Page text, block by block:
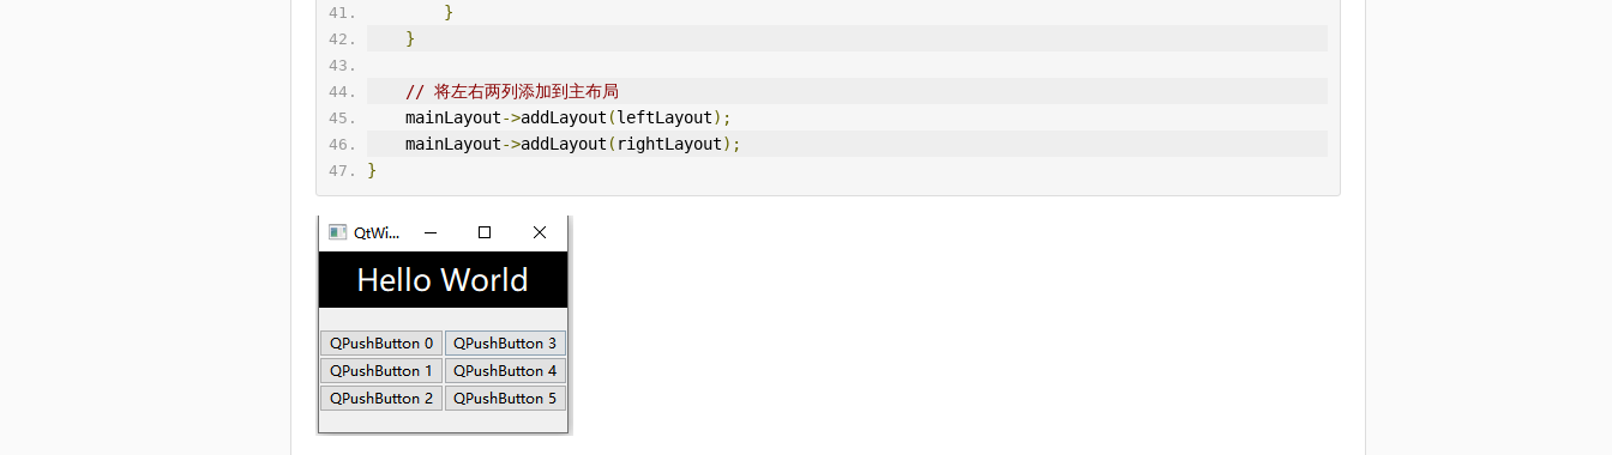
}
}
// 将左右两列添加到主布局
    mainLayout
->addLayout (leftLayout);
    mainLayout
->addLayout ( rightLayout);
}